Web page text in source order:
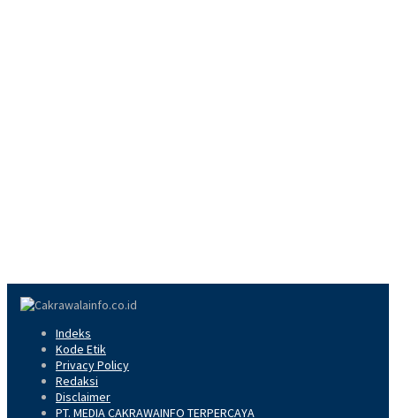
Indeks
Kode Etik
Privacy Policy
Redaksi
Disclaimer
PT. MEDIA CAKRAWAINFO TERPERCAYA